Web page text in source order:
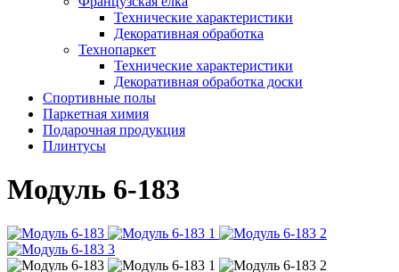
Технические характеристики
Декоративная обработка
Технопаркет
Технические характеристики
Декоративная обработка доски
Спортивные полы
Паркетная химия
Подарочная продукция
Плинтусы
Модуль 6-183